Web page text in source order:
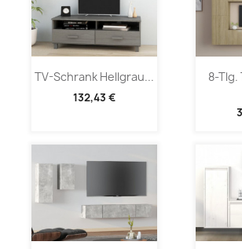
TV-Schrank Hellgrau...
132,43 €
8-Tlg.